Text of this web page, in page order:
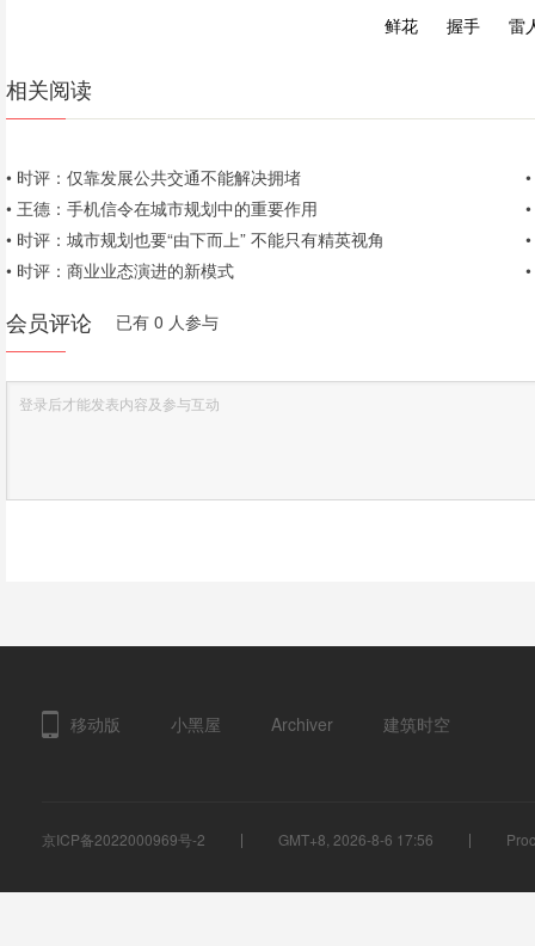
鲜花 握手 雷
相关阅读
• 时评：仅靠发展公共交通不能解决拥堵
•
• 王德：手机信令在城市规划中的重要作用
•
• 时评：城市规划也要“由下而上” 不能只有精英视角
•
• 时评：商业业态演进的新模式 •
已有 0 人参与
会员评论
移动版 小黑屋 Archiver 建筑时空
京ICP备2022000969号-2 GMT+8, 2026-8-6 17:56